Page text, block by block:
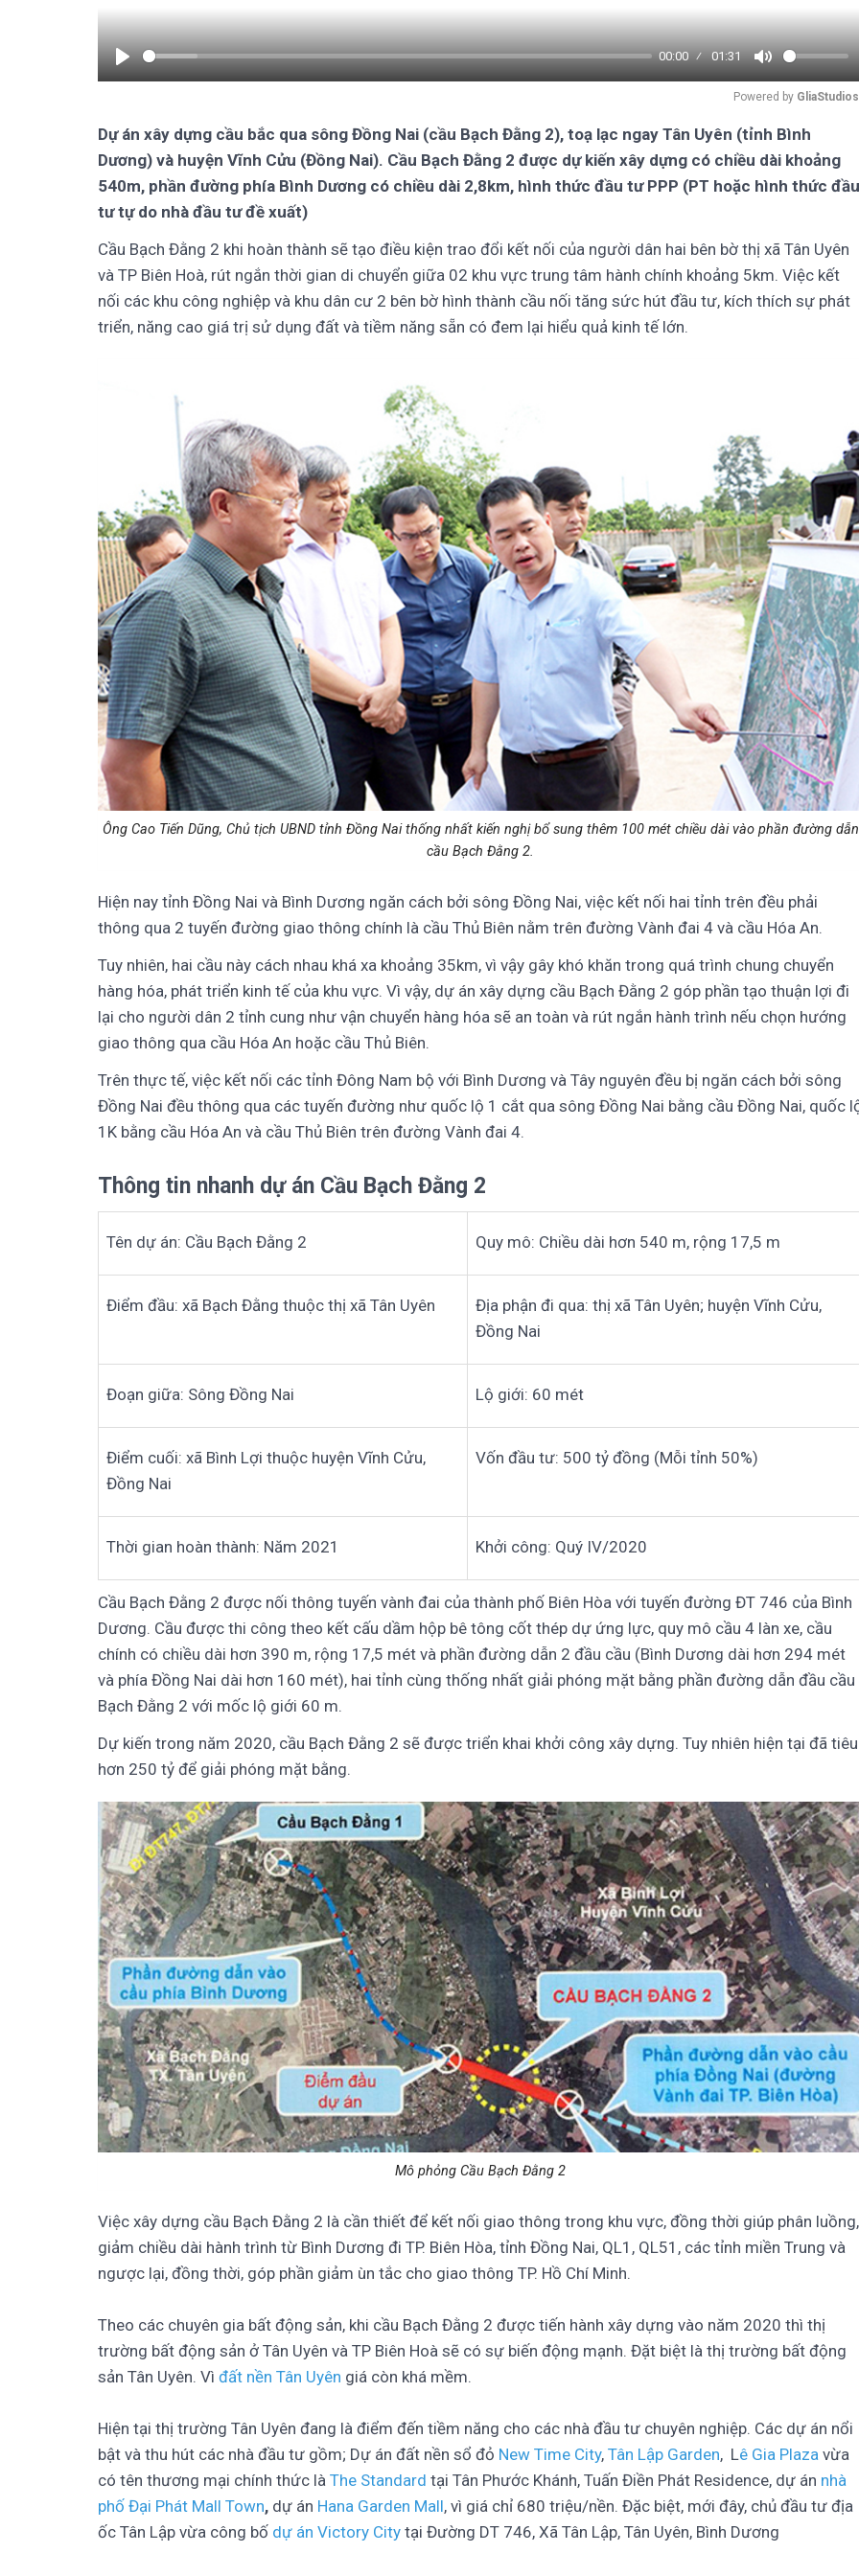
Play
00:00 01:31
Mute
Powered by GliaStudios
Dự án xây dựng cầu bắc qua sông Đồng Nai (cầu Bạch Đằng 2), toạ lạc ngay Tân Uyên (tỉnh Bình
Dương) và huyện Vĩnh Cửu (Đồng Nai). Cầu Bạch Đằng 2 được dự kiến xây dựng có chiều dài khoảng
540m, phần đường phía Bình Dương có chiều dài 2,8km, hình thức đầu tư PPP (PT hoặc hình thức đầu
tư tự do nhà đầu tư đề xuất)
Cầu Bạch Đằng 2 khi hoàn thành sẽ tạo điều kiện trao đổi kết nối của người dân hai bên bờ thị xã Tân Uyên
và TP Biên Hoà, rút ngắn thời gian di chuyển giữa 02 khu vực trung tâm hành chính khoảng 5km. Việc kết
nối các khu công nghiệp và khu dân cư 2 bên bờ hình thành cầu nối tăng sức hút đầu tư, kích thích sự phát
triển, năng cao giá trị sử dụng đất và tiềm năng sẵn có đem lại hiểu quả kinh tế lớn.
Ông Cao Tiến Dũng, Chủ tịch UBND tỉnh Đồng Nai thống nhất kiến nghị bổ sung thêm 100 mét chiều dài vào phần đường dẫn
cầu Bạch Đằng 2.
Hiện nay tỉnh Đồng Nai và Bình Dương ngăn cách bởi sông Đồng Nai, việc kết nối hai tỉnh trên đều phải
thông qua 2 tuyến đường giao thông chính là cầu Thủ Biên nằm trên đường Vành đai 4 và cầu Hóa An.
Tuy nhiên, hai cầu này cách nhau khá xa khoảng 35km, vì vậy gây khó khăn trong quá trình chung chuyển
hàng hóa, phát triển kinh tế của khu vực. Vì vậy, dự án xây dựng cầu Bạch Đằng 2 góp phần tạo thuận lợi đi
lại cho người dân 2 tỉnh cung như vận chuyển hàng hóa sẽ an toàn và rút ngắn hành trình nếu chọn hướng
giao thông qua cầu Hóa An hoặc cầu Thủ Biên.
Trên thực tế, việc kết nối các tỉnh Đông Nam bộ với Bình Dương và Tây nguyên đều bị ngăn cách bởi sông
Đồng Nai đều thông qua các tuyến đường như quốc lộ 1 cắt qua sông Đồng Nai bằng cầu Đồng Nai, quốc
1K bằng cầu Hóa An và cầu Thủ Biên trên đường Vành đai 4.
Thông tin nhanh dự án Cầu Bạch Đằng 2
Tên dự án: Cầu Bạch Đằng 2 Quy mô: Chiều dài hơn 540 m, rộng 17,5 m
Điểm đầu: xã Bạch Đằng thuộc thị xã Tân Uyên
Địa phận đi qua: thị xã Tân Uyên; huyện Vĩnh Cửu,
Đồng Nai
Đoạn giữa: Sông Đồng Nai Lộ giới: 60 mét
Điểm cuối: xã Bình Lợi thuộc huyện Vĩnh Cửu,
Đồng Nai
Vốn đầu tư: 500 tỷ đồng (Mỗi tỉnh 50%)
Thời gian hoàn thành: Năm 2021 Khởi công: Quý IV/2020
Cầu Bạch Đằng 2 được nối thông tuyến vành đai của thành phố Biên Hòa với tuyến đường ĐT 746 của Bình
Dương. Cầu được thi công theo kết cấu dầm hộp bê tông cốt thép dự ứng lực, quy mô cầu 4 làn xe, cầu
chính có chiều dài hơn 390 m, rộng 17,5 mét và phần đường dẫn 2 đầu cầu (Bình Dương dài hơn 294 mét
và phía Đồng Nai dài hơn 160 mét), hai tỉnh cùng thống nhất giải phóng mặt bằng phần đường dẫn đầu cầu
Bạch Đằng 2 với mốc lộ giới 60 m.
Dự kiến trong năm 2020, cầu Bạch Đằng 2 sẽ được triển khai khởi công xây dựng. Tuy nhiên hiện tại đã tiêu
hơn 250 tỷ để giải phóng mặt bằng.
Mô phỏng Cầu Bạch Đằng 2
Việc xây dựng cầu Bạch Đằng 2 là cần thiết để kết nối giao thông trong khu vực, đồng thời giúp phân luồng,
giảm chiều dài hành trình từ Bình Dương đi TP. Biên Hòa, tỉnh Đồng Nai, QL1, QL51, các tỉnh miền Trung và
ngược lại, đồng thời, góp phần giảm ùn tắc cho giao thông TP. Hồ Chí Minh.
Theo các chuyên gia bất động sản, khi cầu Bạch Đằng 2 được tiến hành xây dựng vào năm 2020 thì thị
trường bất động sản ở Tân Uyên và TP Biên Hoà sẽ có sự biến động mạnh. Đặt biệt là thị trường bất động
sản Tân Uyên. Vì đất nền Tân Uyên giá còn khá mềm.
Hiện tại thị trường Tân Uyên đang là điểm đến tiềm năng cho các nhà đầu tư chuyên nghiệp. Các dự án nổi
bật và thu hút các nhà đầu tư gồm; Dự án đất nền sổ đỏ New Time City, Tân Lập Garden, Lê Gia Plaza vừa
có tên thương mại chính thức là The Standard tại Tân Phước Khánh, Tuấn Điền Phát Residence, dự án nhà
phố Đại Phát Mall Town, dự án Hana Garden Mall, vì giá chỉ 680 triệu/nền. Đặc biệt, mới đây, chủ đầu tư địa
ốc Tân Lập vừa công bố dự án Victory City tại Đường DT 746, Xã Tân Lập, Tân Uyên, Bình Dương